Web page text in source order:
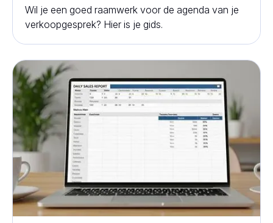
Wil je een goed raamwerk voor de agenda van je
verkoopgesprek? Hier is je gids.